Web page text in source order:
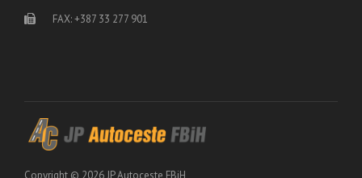
FAX: +387 33 277 901
Copyright © 2026 JP Autoceste FBiH